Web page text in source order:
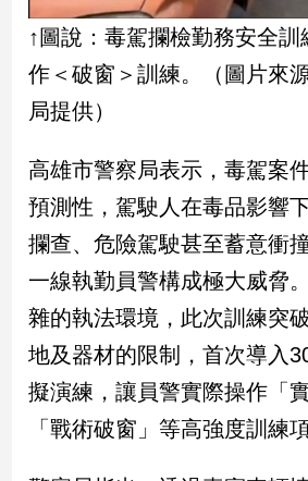
毒
專
台
灣
觀
點
台
灣
觀
點
娛
↑圖說：毒駕攔檢勤務安全
作＜破窗＞訓練。（圖片來
局提供）
高雄市警察局表示，毒駕案
預測性，駕駛人在毒品影響
攔查、危險駕駛甚至蓄意衝
一線執勤員警構成極大威脅
雜的執法環境，此次訓練突
地及器材的限制，首次導入
擬演練，讓員警實際操作「
「戰術破窗」等高強度訓練項